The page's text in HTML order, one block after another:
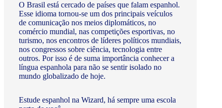
O Brasil está cercado de países que falam espanhol.
Esse idioma tornou-se um dos principais veículos
de comunicação nos meios diplomáticos, no
comércio mundial, nas competições esportivas, no
turismo, nos encontros de líderes políticos mundiais,
nos congressos sobre ciência, tecnologia entre
outros. Por isso é de suma importância conhecer a
língua espanhola para não se sentir isolado no
mundo globalizado de hoje.
Estude espanhol na Wizard, há sempre uma escola